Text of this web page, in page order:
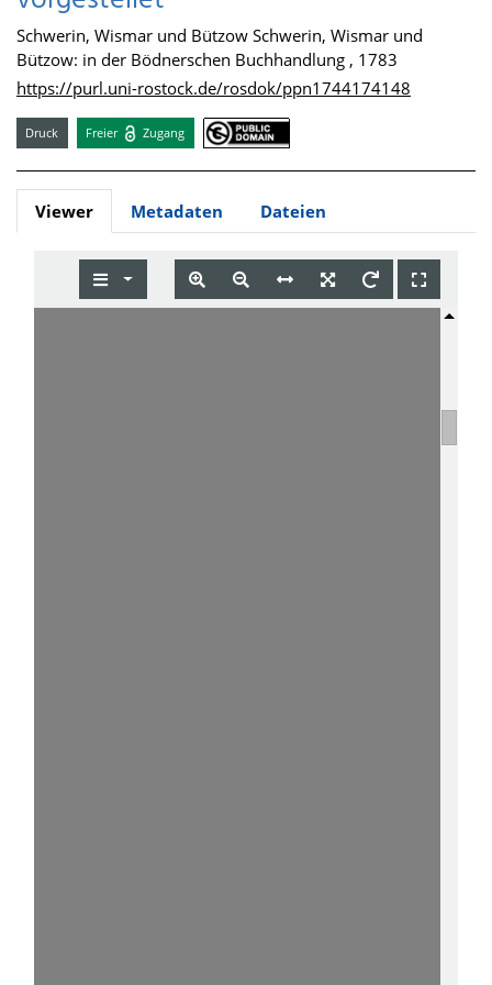
Schwerin, Wismar und Bützow Schwerin, Wismar und
Bützow: in der Bödnerschen Buchhandlung , 1783
https://purl.uni-rostock.de/rosdok/ppn1744174148
Druck Freier Zugang
Viewer Metadaten Dateien